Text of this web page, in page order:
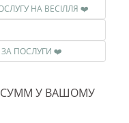
❤️ КОЛИ НЕОБХІДНО ЗАМОВЛЯТИ ПОСЛУГУ НА ВЕСІЛЛЯ ❤️
❤️ ЯК ПРАВИЛЬНО РОЗРАХУВАТИСЯ ЗА ПОСЛУГИ ❤️
СУММ У ВАШОМУ